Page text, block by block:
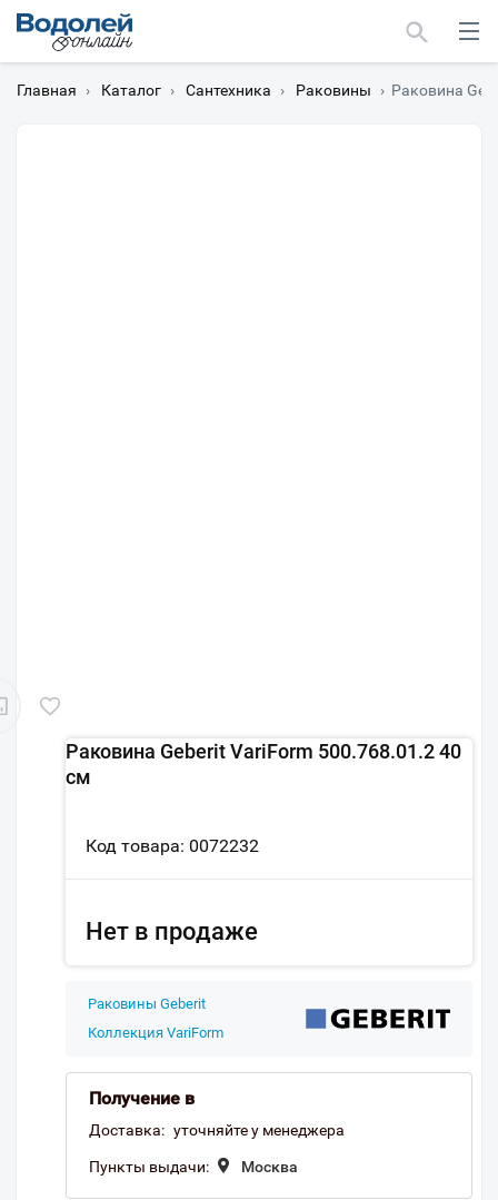
Главная › Каталог › Сантехника › Раковины › Раковина
Раковина Geberit VariForm 500.768.01.2 40
см
Код товара: 0072232
Нет в продаже
Раковины Geberit
Коллекция VariForm
Получение в
Доставка: уточняйте у менеджера
Пункты выдачи: Москва